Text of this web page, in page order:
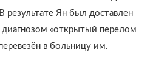
результате Ян был доставлен
диагнозом «открытый перелом
в больницу им.